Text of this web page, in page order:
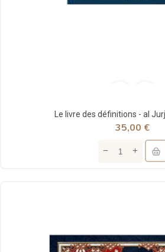
Le livre des définitions - al
35,00 €